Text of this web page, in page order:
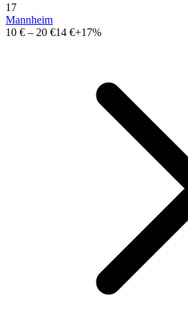
17
Mannheim
10 € – 20 €14 €+17%